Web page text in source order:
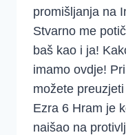
promišljanja na
Stvarno me
baš kao i ja!
imamo ovdje!
možete
Ezra 6 Hram je
naišao na